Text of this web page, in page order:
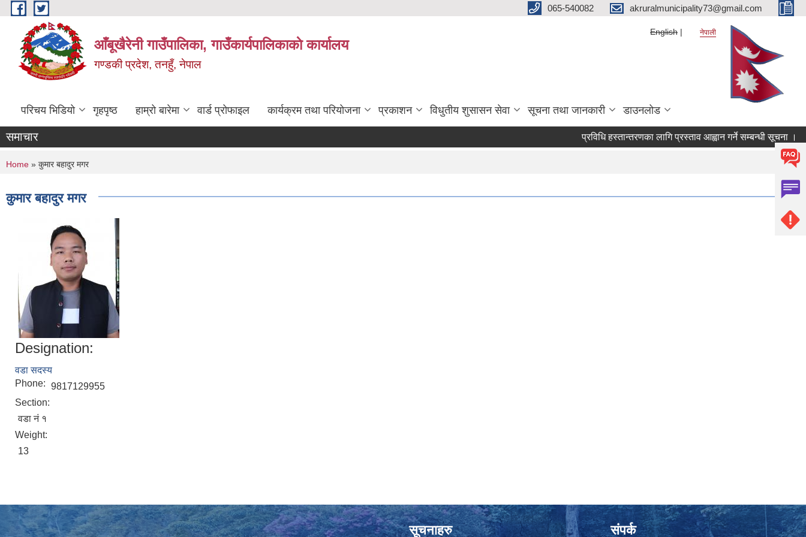
Skip to main content 065-540082 akruralmunicipality73@gmail.com
आँबूखैरेनी गाउँपालिका, गाउँकार्यपालिकाकाे कार्यालय
गण्डकी प्रदेश, तनहुँ, नेपाल
English नेपाली
परिचय भिडियो गृहपृष्ठ हाम्रो बारेमा वार्ड प्रोफाइल कार्यक्रम तथा परियोजना प्रकाशन विधुतीय शुसासन सेवा सूचना तथा जानकारी डाउनलोड
समाचार प्रविधि हस्तान्तरणका लागि प्रस्ताव आह्वान गर्ने सम्बन्धी सूचना ।
You are here
Home » कुमार बहादुर मगर
कुमार बहादुर मगर
Designation:
वडा सदस्य
Phone: 9817129955
Section:
वडा नं १
Weight:
13
सूचनाहरु संपर्क